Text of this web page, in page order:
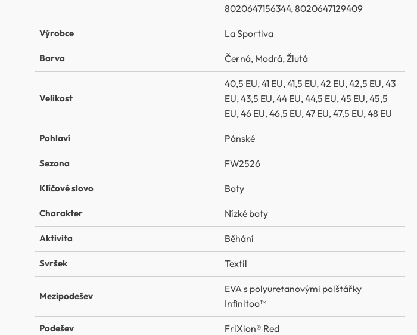
8020647156344, 8020647129409
Výrobce La Sportiva
Barva Černá, Modrá, Žlutá
Velikost
40,5 EU, 41 EU, 41,5 EU, 42 EU, 42,5 EU, 43
EU, 43,5 EU, 44 EU, 44,5 EU, 45 EU, 45,5
EU, 46 EU, 46,5 EU, 47 EU, 47,5 EU, 48 EU
Pohlaví Pánské
Sezona FW2526
Klíčové slovo Boty
Charakter Nízké boty
Aktivita Běhání
Svršek Textil
Mezipodešev
EVA s polyuretanovými polštářky
Infinitoo™
Podešev FriXion® Red